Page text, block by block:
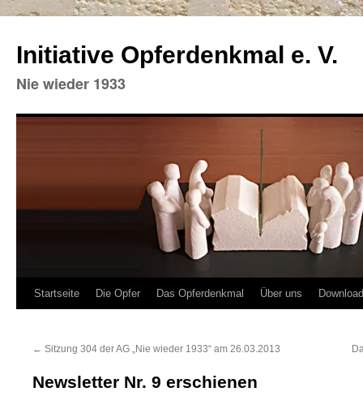
Initiative Opferdenkmal e. V.
Nie wieder 1933
Zum
springen
Startseite Die Opfer Das Opferdenkmal Über uns
← Sitzung 304 der AG „Nie wieder 1933“ am 26.03.2013
Newsletter Nr. 9 erschienen